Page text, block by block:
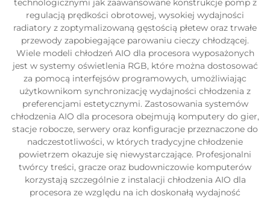
technologicznymi jak zaawansowane konstrukcje pomp z
regulacją prędkości obrotowej, wysokiej wydajności
radiatory z zoptymalizowaną gęstością płetew oraz trwałe
przewody zapobiegające parowaniu cieczy chłodzącej.
Wiele modeli chłodzeń AIO dla procesora wyposażonych
jest w systemy oświetlenia RGB, które można dostosować
za pomocą interfejsów programowych, umożliwiając
użytkownikom synchronizację wydajności chłodzenia z
preferencjami estetycznymi. Zastosowania systemów
chłodzenia AIO dla procesora obejmują komputery do gier,
stacje robocze, serwery oraz konfiguracje przeznaczone do
nadczestotliwości, w których tradycyjne chłodzenie
powietrzem okazuje się niewystarczające. Profesjonalni
twórcy treści, gracze oraz budowniczowie komputerów
korzystają szczególnie z instalacji chłodzenia AIO dla
procesora ze względu na ich doskonałą wydajność